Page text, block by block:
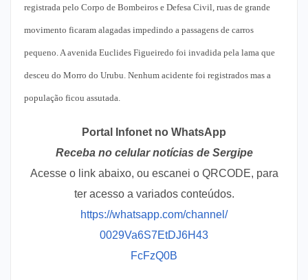
registrada pelo Corpo de Bombeiros e Defesa Civil, ruas de grande
movimento ficaram alagadas impedindo a passagens de carros
pequeno. A avenida Euclides Figueiredo foi invadida pela lama que
desceu do Morro do Urubu. Nenhum acidente foi registrados mas a
população ficou assutada.
Portal Infonet no WhatsApp
Receba no celular notícias de Sergipe
Acesse o link abaixo, ou escanei o QRCODE, para
ter acesso a variados conteúdos.
https://whatsapp.com/channel/
0029Va6S7EtDJ6H43
FcFzQ0B